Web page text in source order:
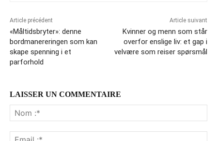
Article précédent
«Måltidsbryter»: denne
bordmanereringen som kan
skape spenning i et
parforhold
Article suivant
Kvinner og menn som står
overfor enslige liv: et gap i
velvære som reiser spørsmål
LAISSER UN COMMENTAIRE
:*